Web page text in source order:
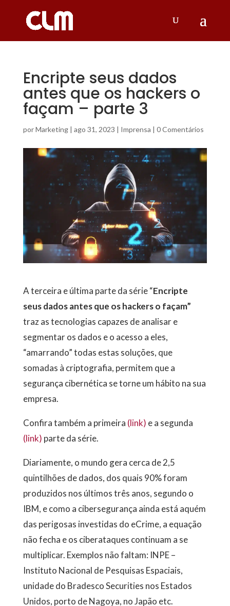
Encripte seus dados
antes que os hackers o
façam – parte 3
porMarketing| ago 31, 2023 | Imprensa | 0 Comentários
A terceira e última parte da série “Encripte
seus dados antes que os hackers o façam”
traz as tecnologias capazes de analisar e
segmentar os dados e o acesso a eles,
“amarrando” todas estas soluções, que
somadas à criptografia, permitem que a
segurança cibernética se torne um hábito na sua
empresa.
Confira também a primeira (link) e a segunda
(link) parte da série.
Diariamente, o mundo gera cerca de 2,5
quintilhões de dados, dos quais 90% foram
produzidos nos últimos três anos, segundo o
IBM, e como a cibersegurança ainda está aquém
das perigosas investidas do eCrime, a equação
não fecha e os ciberataques continuam a se
multiplicar. Exemplos não faltam: INPE –
Instituto Nacional de Pesquisas Espaciais,
unidade do Bradesco Securities nos Estados
Unidos, porto de Nagoya, no Japão etc.